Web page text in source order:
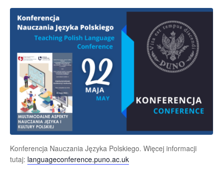
Konferencja Nauczania Języka Polskiego. Więcej informacji
tutaj: languageconference.puno.ac.uk